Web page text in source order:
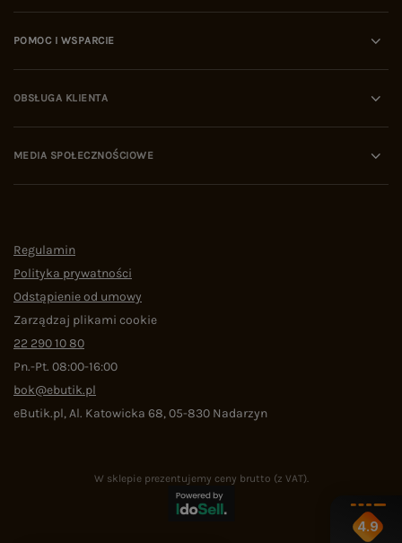
POMOC I WSPARCIE
OBSŁUGA KLIENTA
MEDIA SPOŁECZNOŚCIOWE
Regulamin
Polityka prywatności
Odstąpienie od umowy
Zarządzaj plikami cookie
22 290 10 80
Pn.-Pt. 08:00-16:00
bok@ebutik.pl
eButik.pl,Al. Katowicka 68,05-830 Nadarzyn
W sklepie prezentujemy ceny brutto (z VAT).
4.9